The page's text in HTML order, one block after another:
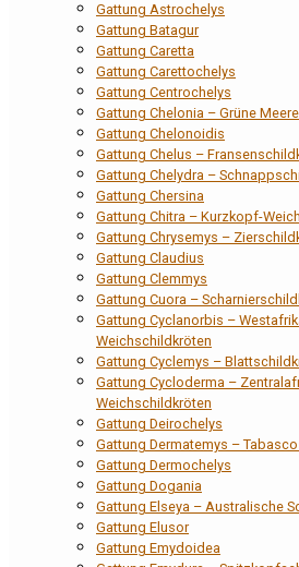
Gattung Astrochelys
Gattung Batagur
Gattung Caretta
Gattung Carettochelys
Gattung Centrochelys
Gattung Chelonia – Grüne
Gattung Chelonoidis
Gattung Chelus –
Gattung Chelydra –
Gattung Chersina
Gattung Chitra – Kurzkopf-
Gattung Chrysemys –
Gattung Claudius
Gattung Clemmys
Gattung Cuora –
Gattung Cyclanorbis –
Weichschildkröten
Gattung Cyclemys –
Gattung Cycloderma –
Weichschildkröten
Gattung Deirochelys
Gattung Dermatemys –
Gattung Dermochelys
Gattung Dogania
Gattung Elseya – Australische
Gattung Elusor
Gattung Emydoidea